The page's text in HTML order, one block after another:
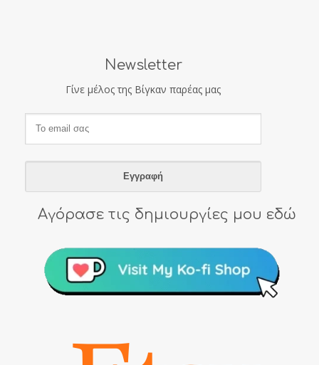
Newsletter
Γίνε μέλος της Βίγκαν παρέας μας
Αγόρασε τις δημιουργίες μου εδώ